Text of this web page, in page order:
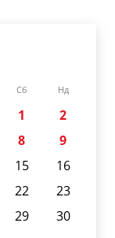
Сб Нд
1
2
8
9
15
16
22
23
29
30